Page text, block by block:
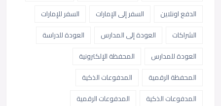
الدفع اونلاين
السفر إلى الإمارات
السفر للإمارات
الشراكات
العودة إلى المدارس
العودة للدراسة
العودة للمدارس
المحفظة الإلكترونية
المحفظة الرقمية
المدفوعات الذكية
المدفوعات الذكية
المدفوعات الرقمية